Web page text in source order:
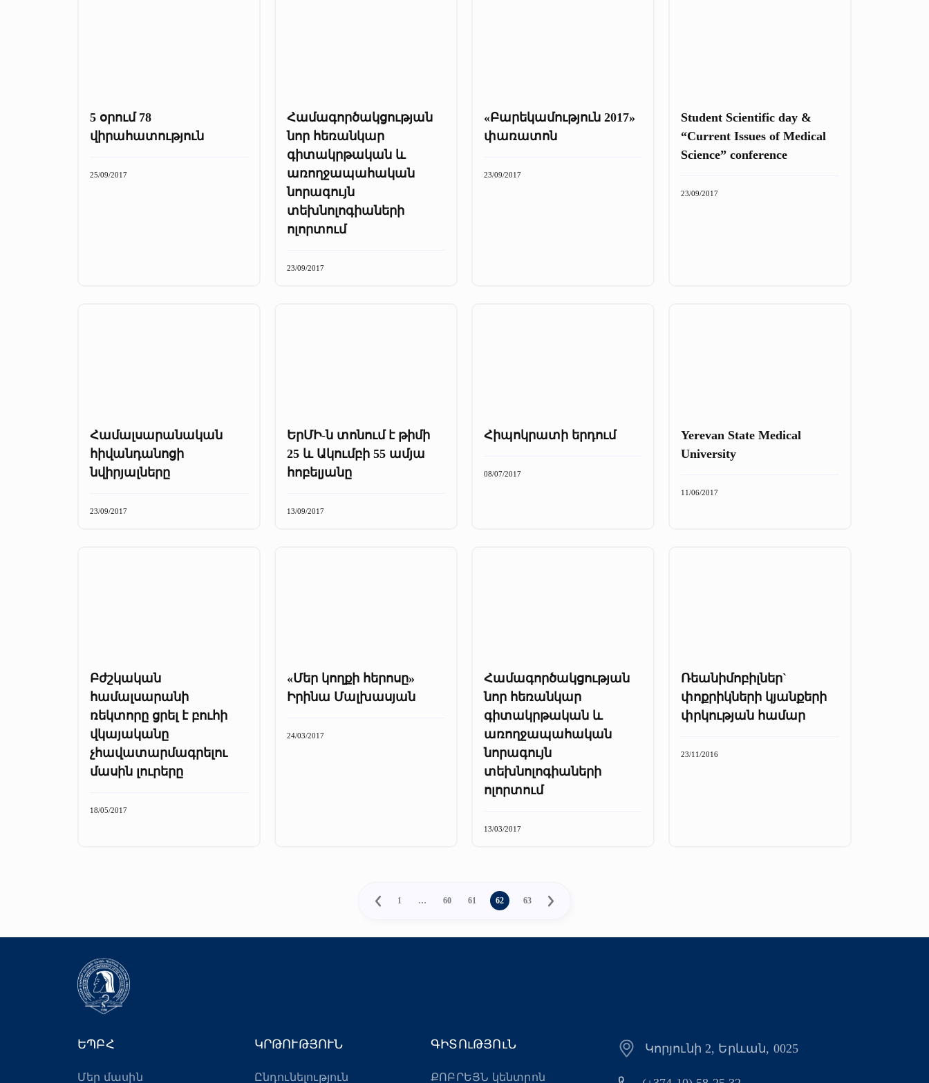
5 օրում 78
վիրահատություն
25/09/2017
Համագործակցության
նոր հեռանկար
գիտակրթական և
առողջապահական
նորագույն
տեխնոլոգիաների
ոլորտում
23/09/2017
«Բարեկամություն 2017»
փառատոն
23/09/2017
Student Scientific day &
“Current Issues of Medical
Science” conference
23/09/2017
Համալսարանական
հիվանդանոցի
նվիրյալները
23/09/2017
ԵրՄԻ-ն տոնում է թիմի
25 և Ակումբի 55 ամյա
հոբելյանը
13/09/2017
Հիպոկրատի երդում
08/07/2017
Yerevan State Medical
University
11/06/2017
Բժշկական
համալսարանի
ռեկտորը ցրել է բուհի
վկայականը
չհավատարմագրելու
մասին լուրերը
18/05/2017
«Մեր կողքի հերոսը»
Իրինա Մալխասյան
24/03/2017
Համագործակցության
նոր հեռանկար
գիտակրթական և
առողջապահական
նորագույն
տեխնոլոգիաների
ոլորտում
13/03/2017
Ռեանիմոբիլներ`
փոքրիկների կյանքերի
փրկության համար
23/11/2016
1 … 60 61 62 63
ԵՊԲՀ
Մեր մասին
ԿՐԹՈՒԹՅՈՒՆ
Ընդունելություն
ԳԻՏՈւԹՅՈւՆ
ՔՈԲՐԵՅՆ կենտրոն
Կորյունի 2, Երևան, 0025